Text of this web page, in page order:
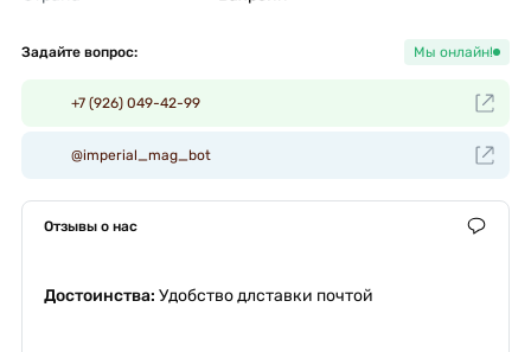
Задайте вопрос: Мы онлайн!
+7 (926) 049-42-99
@imperial_mag_bot
Отзывы о нас
Достоинства: Удобство длставки почтой